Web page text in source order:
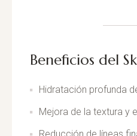
Beneficios del
Hidratación profunda
Mejora de la textura y